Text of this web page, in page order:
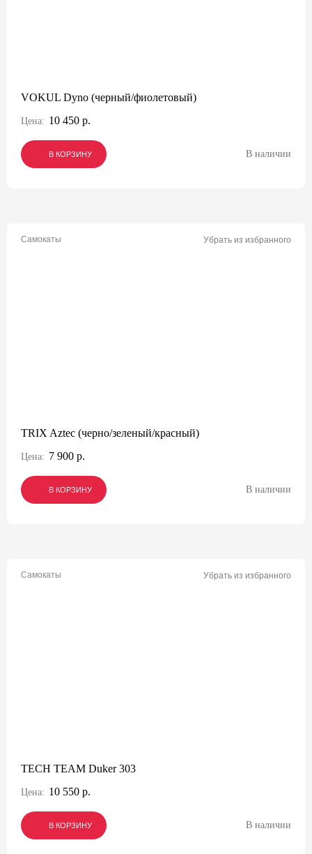
VOKUL Dyno (черный/фиолетовый)
Цена: 10 450 р.
В КОРЗИНУ
В КОРЗИНУ
В КОРЗИНУ В наличии
Самокаты Убрать из избранного
TRIX Aztec (черно/зеленый/красный)
Цена: 7 900 р.
В КОРЗИНУ
В КОРЗИНУ
В КОРЗИНУ В наличии
Самокаты Убрать из избранного
TECH TEAM Duker 303
Цена: 10 550 р.
В КОРЗИНУ
В КОРЗИНУ
В КОРЗИНУ В наличии